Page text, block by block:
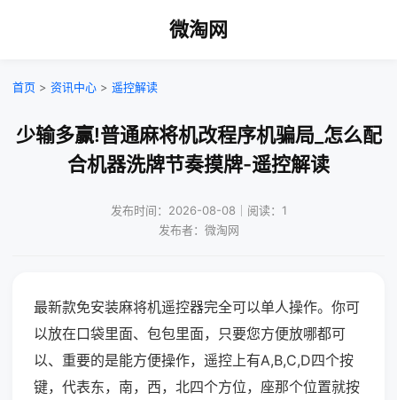
微淘网
首页 > 资讯中心 > 遥控解读
少输多赢!普通麻将机改程序机骗局_怎么配
合机器洗牌节奏摸牌-遥控解读
发布时间：2026-08-08｜阅读：1
发布者：微淘网
最新款免安装麻将机遥控器完全可以单人操作。你可
以放在口袋里面、包包里面，只要您方便放哪都可
以、重要的是能方便操作，遥控上有A,B,C,D四个按
键，代表东，南，西，北四个方位，座那个位置就按